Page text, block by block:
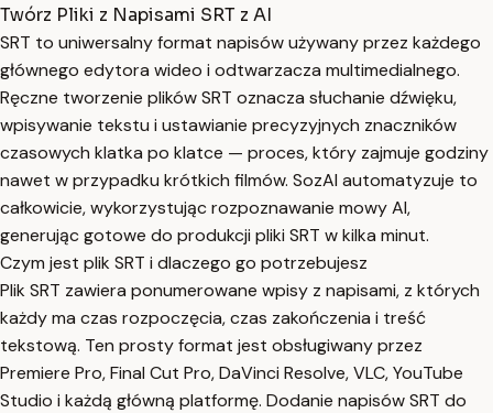
Twórz Pliki z Napisami SRT z AI
SRT to uniwersalny format napisów używany przez każdego
głównego edytora wideo i odtwarzacza multimedialnego.
Ręczne tworzenie plików SRT oznacza słuchanie dźwięku,
wpisywanie tekstu i ustawianie precyzyjnych znaczników
czasowych klatka po klatce — proces, który zajmuje godziny
nawet w przypadku krótkich filmów. SozAI automatyzuje to
całkowicie, wykorzystując rozpoznawanie mowy AI,
generując gotowe do produkcji pliki SRT w kilka minut.
Czym jest plik SRT i dlaczego go potrzebujesz
Plik SRT zawiera ponumerowane wpisy z napisami, z których
każdy ma czas rozpoczęcia, czas zakończenia i treść
tekstową. Ten prosty format jest obsługiwany przez
Premiere Pro, Final Cut Pro, DaVinci Resolve, VLC, YouTube
Studio i każdą główną platformę. Dodanie napisów SRT do